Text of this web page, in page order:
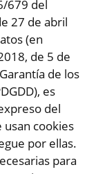
679 del
27 de abril
(en
de 5 de
de los
es
del
usan cookies
por ellas.
para